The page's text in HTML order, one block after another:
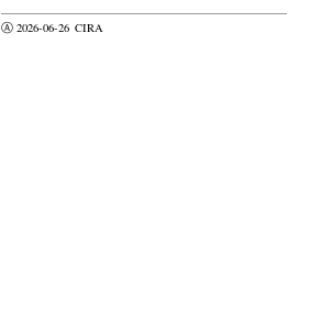
Ⓐ 2026-06-26 CIRA